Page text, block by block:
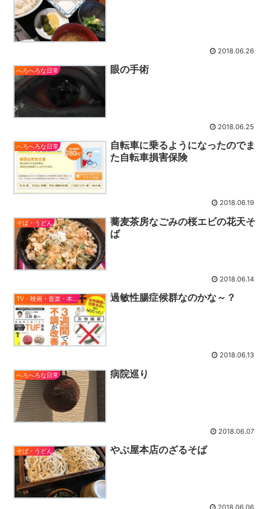
2018.06.26
へろへろな日常 眼の手術
2018.06.25
へろへろな日常
自転車に乗るようになったのでま
た自転車損害保険
2018.06.19
そば・うどん
蕎麦茶房なごみの桜エビの花天そ
ば
2018.06.14
過敏性腸症候群なのかな～？
2018.06.13
へろへろな日常 病院巡り
2018.06.07
そば・うどん やぶ屋本店のざるそば